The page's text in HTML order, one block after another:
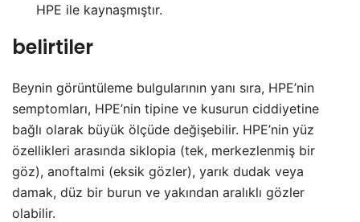
HPE ile kaynaşmıştır.
belirtiler
Beynin görüntüleme bulgularının yanı sıra, HPE’nin
semptomları, HPE’nin tipine ve kusurun ciddiyetine
bağlı olarak büyük ölçüde değişebilir. HPE’nin yüz
özellikleri arasında siklopia (tek, merkezlenmiş bir
göz), anoftalmi (eksik gözler), yarık dudak veya
damak, düz bir burun ve yakından aralıklı gözler
olabilir.